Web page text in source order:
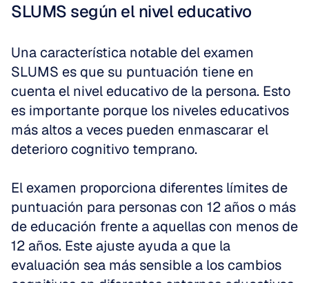
SLUMS según el nivel educativo
Una característica notable del examen
SLUMS es que su puntuación tiene en
cuenta el nivel educativo de la persona. Esto
es importante porque los niveles educativos
más altos a veces pueden enmascarar el
deterioro cognitivo temprano.
El examen proporciona diferentes límites de
puntuación para personas con 12 años o más
de educación frente a aquellas con menos de
12 años. Este ajuste ayuda a que la
evaluación sea más sensible a los cambios